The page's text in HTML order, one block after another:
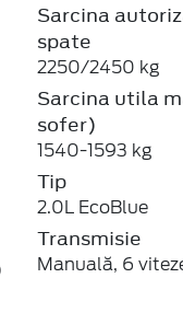
Sarcina
spate
2250/2450 kg
Sarcina utila
sofer)
1540-1593 kg
Tip
2.0L EcoBlue
Transmisie
Manuală, 6